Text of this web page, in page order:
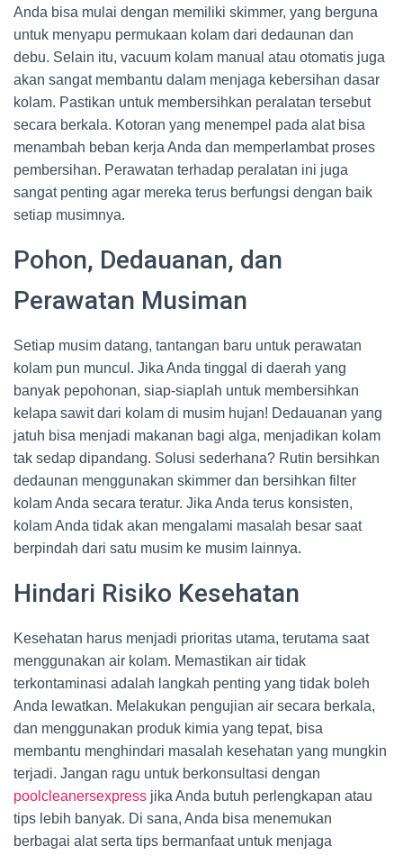
Anda bisa mulai dengan memiliki skimmer, yang berguna
untuk menyapu permukaan kolam dari dedaunan dan
debu. Selain itu, vacuum kolam manual atau otomatis juga
akan sangat membantu dalam menjaga kebersihan dasar
kolam. Pastikan untuk membersihkan peralatan tersebut
secara berkala. Kotoran yang menempel pada alat bisa
menambah beban kerja Anda dan memperlambat proses
pembersihan. Perawatan terhadap peralatan ini juga
sangat penting agar mereka terus berfungsi dengan baik
setiap musimnya.
Pohon, Dedauanan, dan
Perawatan Musiman
Setiap musim datang, tantangan baru untuk perawatan
kolam pun muncul. Jika Anda tinggal di daerah yang
banyak pepohonan, siap-siaplah untuk membersihkan
kelapa sawit dari kolam di musim hujan! Dedauanan yang
jatuh bisa menjadi makanan bagi alga, menjadikan kolam
tak sedap dipandang. Solusi sederhana? Rutin bersihkan
dedaunan menggunakan skimmer dan bersihkan filter
kolam Anda secara teratur. Jika Anda terus konsisten,
kolam Anda tidak akan mengalami masalah besar saat
berpindah dari satu musim ke musim lainnya.
Hindari Risiko Kesehatan
Kesehatan harus menjadi prioritas utama, terutama saat
menggunakan air kolam. Memastikan air tidak
terkontaminasi adalah langkah penting yang tidak boleh
Anda lewatkan. Melakukan pengujian air secara berkala,
dan menggunakan produk kimia yang tepat, bisa
membantu menghindari masalah kesehatan yang mungkin
terjadi. Jangan ragu untuk berkonsultasi dengan
poolcleanersexpress jika Anda butuh perlengkapan atau
tips lebih banyak. Di sana, Anda bisa menemukan
berbagai alat serta tips bermanfaat untuk menjaga